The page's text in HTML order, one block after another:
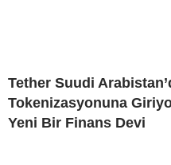
Tether Suudi
Tokenizasyonuna
Yeni Bir Finans Devi